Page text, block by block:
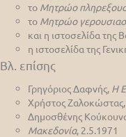
το Μητρώο
το Μητρώο
και η ιστοσελίδα
η ιστοσελίδα της
Βλ. επίσης
Γρηγόριος Δαφνής, Η
Χρήστος Ζαλοκώστας,
Δημοσθένης
Μακεδονία, 2.5.1971